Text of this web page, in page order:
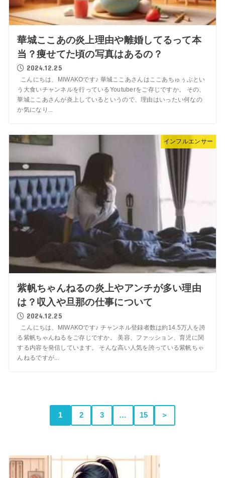
華城ここあの炎上理由や離婚してるって本
当？痩せてた頃の写真はあるの？
2024.12.25
こんにちは、MIWAKOです♪ 華城ここあさんはここあちゅぅぶとい
う大食いチャンネルを行っているYoutuberをご存じですか。 その、
華城ここあさんが炎上しているというので、理由はいったい何なの
か気になり...
インフルエンサー
紫帆ちゃんねるの炎上やアンチが多い理由
は？収入や旦那の仕事について
2024.12.25
こんにちは、MIWAKOです♪ チャンネル登録者数は約14.5万人を誇
る紫帆ちゃんねるをご存じですか。 美容、ファッション、育児に関
する内容を発信しています。 そんな高い人気を誇っている紫帆ちゃ
んねるですが...
1 2 3 … 15 ＞